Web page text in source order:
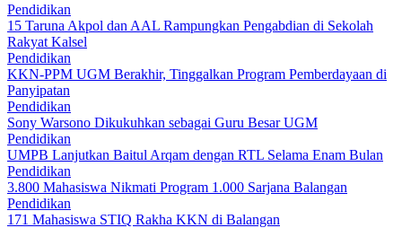
Pendidikan
15 Taruna Akpol dan AAL Rampungkan Pengabdian di Sekolah
Rakyat Kalsel
Pendidikan
KKN-PPM UGM Berakhir, Tinggalkan Program Pemberdayaan di
Panyipatan
Pendidikan
Sony Warsono Dikukuhkan sebagai Guru Besar UGM
Pendidikan
UMPB Lanjutkan Baitul Arqam dengan RTL Selama Enam Bulan
Pendidikan
3.800 Mahasiswa Nikmati Program 1.000 Sarjana Balangan
Pendidikan
171 Mahasiswa STIQ Rakha KKN di Balangan